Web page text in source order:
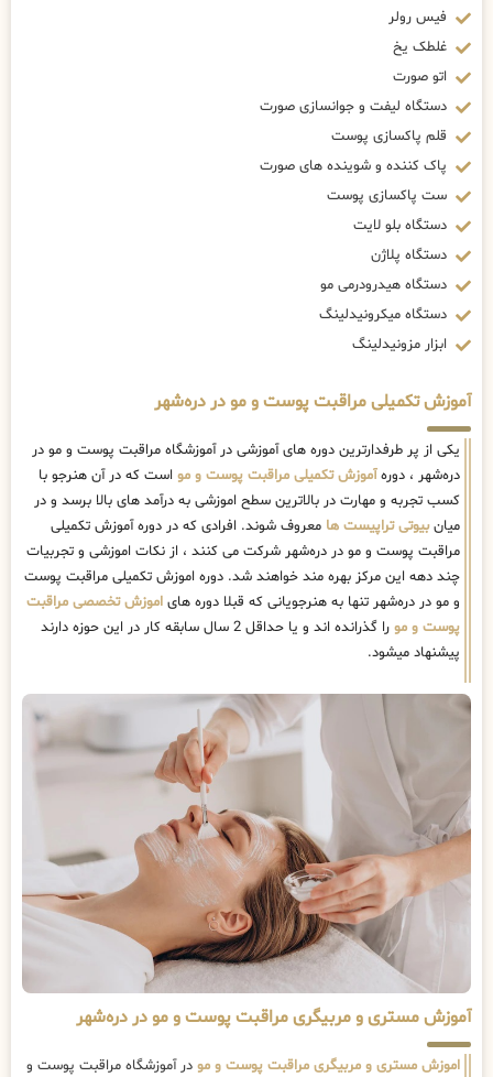
فیس رولر
غلطک یخ
اتو صورت
دستگاه لیفت و جوانسازی صورت
قلم پاکسازی پوست
پاک کننده و شوینده های صورت
ست پاکسازی پوست
دستگاه بلو لایت
دستگاه پلاژن
دستگاه هیدرودرمی مو
دستگاه میکرونیدلینگ
ابزار مزونیدلینگ
آموزش تکمیلی مراقبت پوست و مو در دره‌شهر
یکی از پر طرفدارترین دوره های آموزشی در آموزشگاه مراقبت پوست و مو در
دره‌شهر ، دورهآموزش تکمیلی مراقبت پوست و مو است که در آن هنرجو با
کسب تجربه و مهارت در بالاترین سطح اموزشی به درآمد های بالا برسد و در
میانبیوتی تراپیست ها معروف شوند. افرادی که در دوره آموزش تکمیلی
مراقبت پوست و مو در دره‌شهر شرکت می کنند ، از نکات اموزشی و تجربیات
چند دهه این مرکز بهره مند خواهند شد. دوره اموزش تکمیلی مراقبت پوست
و مو در دره‌شهر تنها به هنرجویانی که قبلا دوره های اموزش تخصصی مراقبت
پوست و مو
را گذرانده اند و یا حداقل 2 سال سابقه کار در این حوزه دارند
پیشنهاد میشود.
آموزش مستری و مربیگری مراقبت پوست و مو در دره‌شهر
اموزش مستری و مربیگری مراقبت پوست و مو در آموزشگاه مراقبت پوست و